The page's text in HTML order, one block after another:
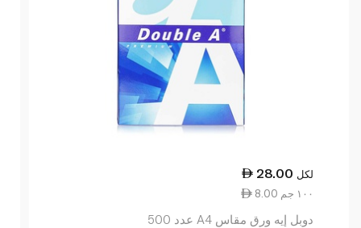
28.00 لكل
8.00 ١٠٠ جم
دوبل إيه ورق مقاس A4 عدد 500